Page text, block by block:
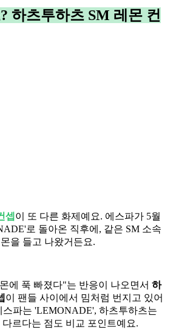
하츠투하츠 SM 레몬 컨
셉 이 또 다른 화제예요. 에스파가 5월
로 돌아온 직후에, 같은 SM 소속
을 들고 나왔거든요.
에 푹 빠졌다"는 반응이 나오면서 하
이 팬들 사이에서 밈처럼 번지고 있어
스파는 'LEMONADE', 하츠투하츠는
다르다는 점도 비교 포인트예요.